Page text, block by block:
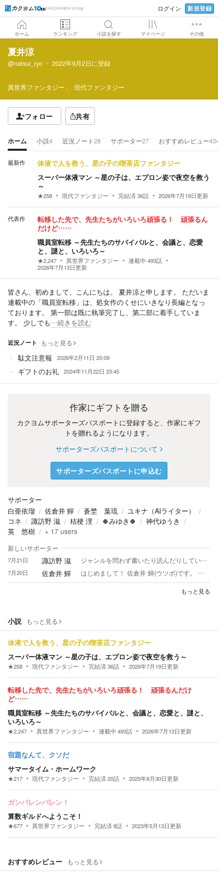
KADOKAWA Group ログイン 新規登録
ホーム ランキング 小説を探す マイページ その他
夏井涼
@natsui_ryo 2022年9月2日に登録
異世界ファンタジー 現代ファンタジー
フォロー 共有
ホーム 小説4 近況ノート28 サポーター27 おすすめレビュー
最新作 体液で人を救う、星の子の喫茶店ファンタジー
スーパー体液マン ～星の子は、エプロン姿で夜空を救う
～
★258 現代ファンタジー 完結済36話 2026年7月19日更新
代表作
転移した先で、先生たちがいろいろ頑張る！ 頑張るん
だけど……
職員室転移 ～先生たちのサバイバルと、会議と、恋愛
と、謎と、いろいろ～
★2,247 異世界ファンタジー 連載中 493話
2026年7月13日更新
皆さん、初めまして、こんにちは。 夏井涼と申します。 ただいま
連載中の「職員室転移」は、処女作のくせにいきなり長編となっ
ております。 第一部は既に執筆完了し、第二部に着手していま
す。 少しでも…続きを読む
近況ノート もっと見る
駄文注意報 2026年2月11日 20:09
ギフトのお礼 2024年11月22日 23:45
作家にギフトを贈る
カクヨムサポーターズパスポートに登録すると、作家にギフ
トを贈れるようになります。
サポーターズパスポートについて
サポーターズパスポートに申込む
サポーター
白亜依瑠
佐倉井 鱓 蒼埜 葉琉
ユキナ（AIライター）
コネ
諏訪野 滋 桔梗 浬 🍀みゆき🍀
神代ゆうき
英 悠樹
+ 17 users
新しいサポーター
7月21日 諏訪野 滋 ジャンルを問わず書いたり読んだりしています。やや百合成分多め。九州に生息。コメント・ご指導ご鞭撻・誤字脱字報告など大歓迎です、お気軽にどうぞ！ 【受賞歴その他】 『亀』 カクヨム誕生祭2024「黒歴史祭」伊集院光賞受賞 『医療で間違わないために』 「カクヨム金のたまご」2024年1月〜2月新規投稿作品にてピックアップ 『ラジオの向こう』 カクヨム「卒業の春、旅立ちの物語」4選にてピックアップ 『トゥールの88ミリ砲』 カクヨムコン9短編賞中間通過 『ナンバーカードを追いかけて』 カクヨムコン9短編賞中間通過 『仰げば尊し』 カクヨムコン10短編賞中間通過 『その翼、花の名にあらず』 カクヨムコン10短編賞中間通過 『ご安全に！ ～こんな骨折シチュには気をつけろ～』 カクヨムコン10短編賞中間通過 『初恋は花あかりを浴びて』（カクヨム未収録） エブリスタ「三行から参加できる超妄想コンテスト」佳作受賞 『ナンバーカードを追いかけて』 零合百合文芸コンテスト短編部門中間選考通過 『純情と桜』 自主企画：第一回さいかわ卯月賞 最終選考 『真夏のヴァンパイア』 自主企画：第一回さいかわ葉月賞 最終選考 『唯物論に吹かれて』 自主企画：エッセイを書きま賞2024 優秀作品選出 『木の芽時の恋』 自主企画：第二回さいかわ卯月賞 特別賞受賞 『マイ・フェイバリット・アクセラレーション』 自主企画：第一回さいかわ師走賞 大賞受賞 『ムーブメントは錆びつかない』 自主企画：第三回さいかわ卯月賞 優秀賞受賞
7月20日 佐倉井 鱓 はじめまして！ 佐倉井 鱓(ウツボ)です。 気楽に読んで 気楽に楽しんでいただけたら 幸いです。 本業、作詞家の しがないバーテンダーです笑 作詞家が小説を書いたら──どうなる！？ と、挑戦中！ 昼夜仕事詰めで なかなかコメントはできませんが お世話になったならば とことん尽くしたいタイプでございます。 ですが⋯⋯ お返し目的の♡連打、☆爆には 申し訳ございませんが 反応いたしません。 代表作 紅蓮の嚮後 〜桜の鎮魂歌〜 https://kakuyomu.jp/works/16818622175686771533 どうか 末永くよろしくお願いいたします🌸.*
もっと見る
小説 もっと見る
体液で人を救う、星の子の喫茶店ファンタジー
スーパー体液マン ～星の子は、エプロン姿で夜空を救う～
★258 現代ファンタジー 完結済36話 2026年7月19日更新
転移した先で、先生たちがいろいろ頑張る！ 頑張るんだけ
ど……
職員室転移 ～先生たちのサバイバルと、会議と、恋愛と、謎と、
いろいろ～
★2,247 異世界ファンタジー 連載中 493話 2026年7月13日更新
宿題なんて、クソだ
サマータイム・ホームワーク
★217 現代ファンタジー 完結済20話 2025年8月30日更新
ガンバレンバレン！
算数ギルドへようこそ！
★677 異世界ファンタジー 完結済8話 2023年5月13日更新
おすすめレビュー もっと見る